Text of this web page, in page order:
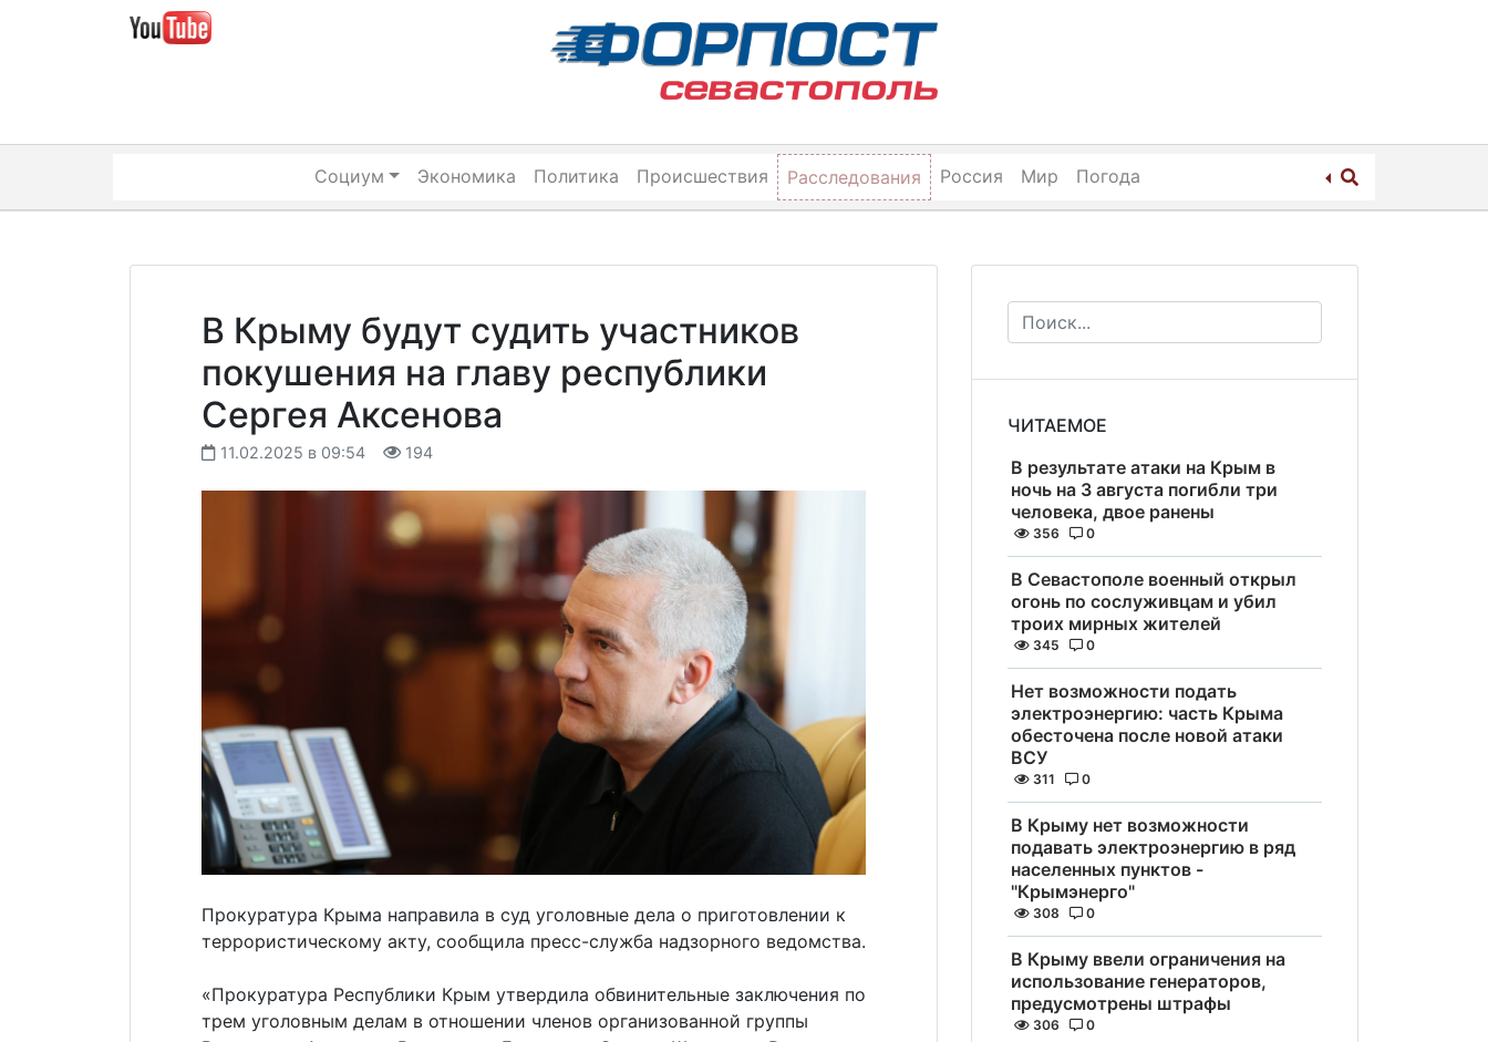
Социум Экономика Политика Происшествия Расследования Россия Мир Погода
В Крыму будут судить участников
покушения на главу республики
Сергея Аксенова
11.02.2025 в 09:54 194
Прокуратура Крыма направила в суд уголовные дела о приготовлении к
террористическому акту, сообщила пресс-служба надзорного ведомства.
«Прокуратура Республики Крым утвердила обвинительные заключения по
трем уголовным делам в отношении членов организованной группы
ЧИТАЕМОЕ
В результате атаки на Крым в
ночь на 3 августа погибли три
человека, двое ранены
356 0
В Севастополе военный открыл
огонь по сослуживцам и убил
троих мирных жителей
345 0
Нет возможности подать
электроэнергию: часть Крыма
обесточена после новой атаки
ВСУ
311 0
В Крыму нет возможности
подавать электроэнергию в ряд
населенных пунктов -
"Крымэнерго"
308 0
В Крыму ввели ограничения на
использование генераторов,
предусмотрены штрафы
306 0